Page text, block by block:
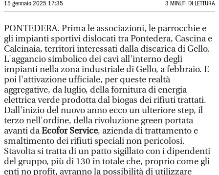
15 gennaio 2025 17:35 3 MINUTI DI LETTURA
PONTEDERA. Prima le associazioni, le parrocchie e
gli impianti sportivi dislocati tra Pontedera, Cascina e
Calcinaia, territori interessati dalla discarica di Gello.
L'aggancio simbolico dei cavi all'interno degli
impianti nella zona industriale di Gello, a febbraio. E
poi l'attivazione ufficiale, per queste realtà
aggregative, da luglio, della fornitura di energia
elettrica verde prodotta dal biogas dei rifiuti trattati.
Dall'inizio del nuovo anno ecco un ulteriore step, il
terzo nell'ordine, della rivoluzione green portata
avanti daEcofor Service, azienda di trattamento e
smaltimento dei rifiuti speciali non pericolosi.
Stavolta si tratta di un patto sigillato con i dipendenti
del gruppo, più di 130 in totale che, proprio come gli
enti no profit, avranno la possibilità di utilizzare